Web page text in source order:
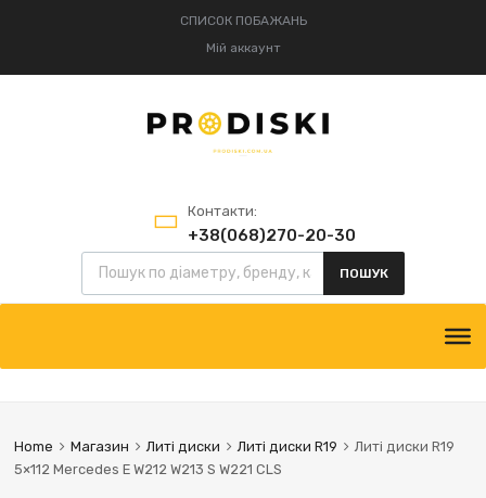
СПИСОК ПОБАЖАНЬ
Мій аккаунт
Контакти:
+38(068)270-20-30
+38(095)834-52-75
ПОШУК
Home Магазин Литі диски Литі диски R19
Литі диски R19
5×112 Mercedes E W212 W213 S W221 CLS